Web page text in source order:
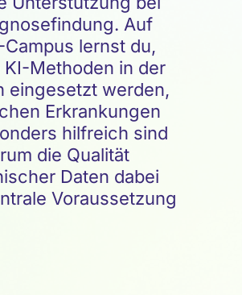
Auf
Campus lernst du,
Methoden in der
eingesetzt werden,
Erkrankungen
hilfreich sind
die Qualität
Daten dabei
Voraussetzung